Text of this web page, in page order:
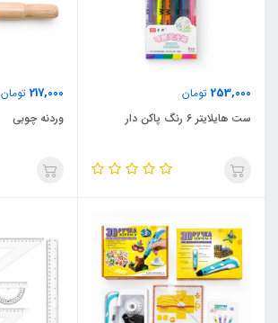
253,000 تومان
ست هایلایتر 6 رنگ پاکن دار
217,000 تومان
وردنه چوبی